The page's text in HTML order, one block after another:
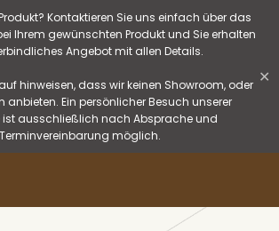
Kontaktieren Sie uns einfach über das
Ihrem gewünschten Produkt und Sie erhalten
Angebot mit allen Details.
hinweisen, dass wir keinen Showroom, oder
anbieten. Ein persönlicher Besuch unserer
ist ausschließlich nach Absprache und
Terminvereinbarung möglich.
✕